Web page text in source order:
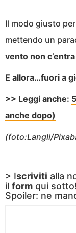
Il modo giusto
mettendo un
vento non
E allora…fuori a
>> Leggi anche:
anche dopo)
(foto:Langli/
> Iscriviti alla
il form qui sotto!
Spoiler: ne